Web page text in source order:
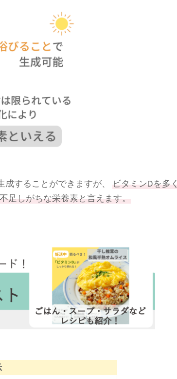
することができますが、
ビタミンDを多く
しがちな栄養素と言えます。